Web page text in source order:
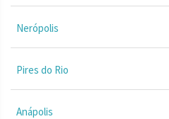
Nerópolis
Pires do Rio
Anápolis